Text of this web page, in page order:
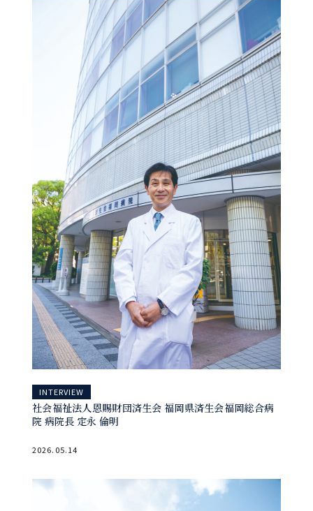
INTERVIEW
社会福祉法人恩賜財団済生会 福岡県済生会福岡総合病
院 病院長 定永 倫明
2026.05.14